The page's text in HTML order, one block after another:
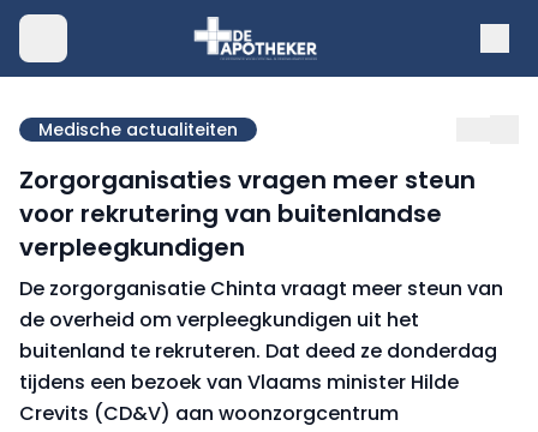
Medische actualiteiten
Zorgorganisaties vragen meer steun
voor rekrutering van buitenlandse
verpleegkundigen
De zorgorganisatie Chinta vraagt meer steun van
de overheid om verpleegkundigen uit het
buitenland te rekruteren. Dat deed ze donderdag
tijdens een bezoek van Vlaams minister Hilde
Crevits (CD&V) aan woonzorgcentrum